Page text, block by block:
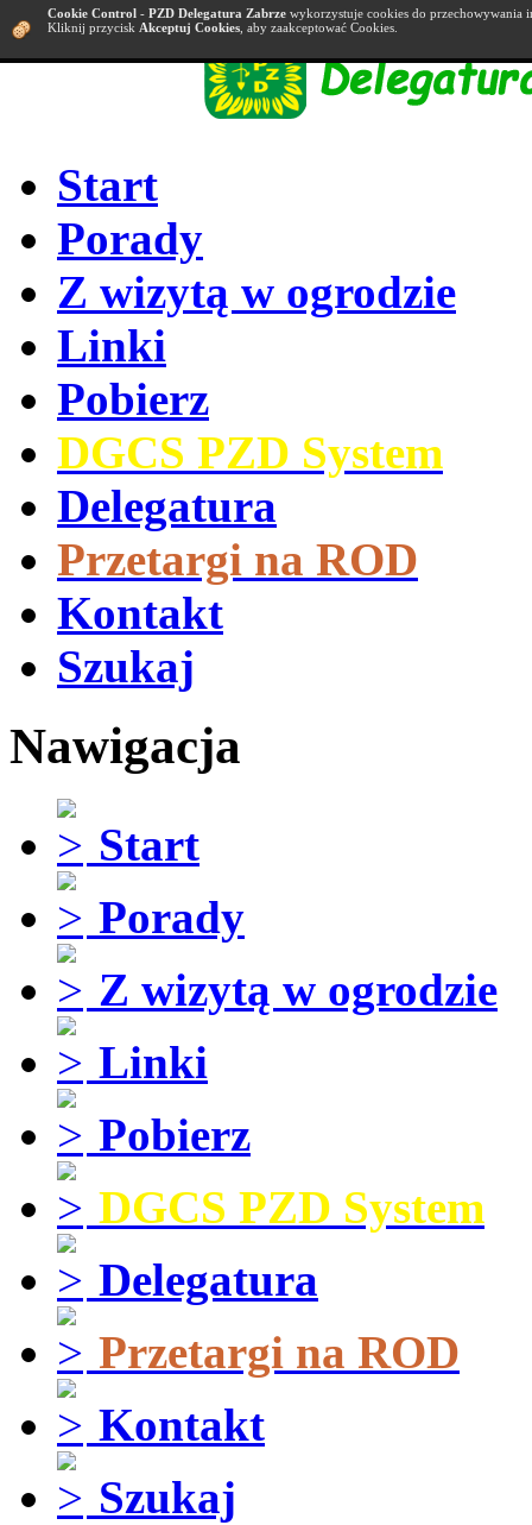
Start
Porady
Z wizytą w ogrodzie
Linki
Pobierz
DGCS PZD System
Delegatura
Przetargi na ROD
Kontakt
Szukaj
Nawigacja
Start
Porady
Z wizytą w ogrodzie
Linki
Pobierz
DGCS PZD System
Delegatura
Przetargi na ROD
Kontakt
Szukaj
Cookie Control - PZD Delegatura Zabrze wykorzystuje cookies do przechowywania
Kliknij przycisk Akceptuj Cookies , aby zaakceptować Cookies.